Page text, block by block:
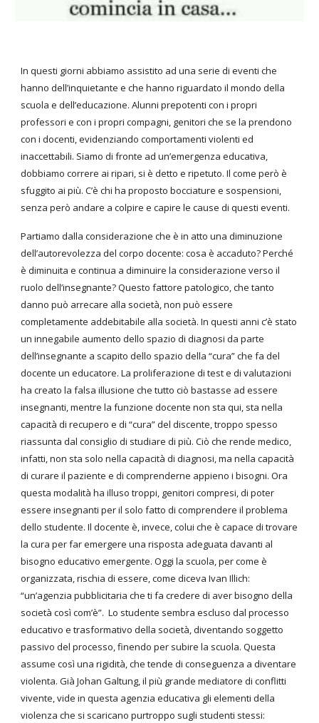
In questi giorni abbiamo assistito ad una serie di eventi che
hanno dell’inquietante e che hanno riguardato il mondo della
scuola e dell’educazione. Alunni prepotenti con i propri
professori e con i propri compagni, genitori che se la prendono
con i docenti, evidenziando comportamenti violenti ed
inaccettabili. Siamo di fronte ad un’emergenza educativa,
dobbiamo correre ai ripari, si è detto e ripetuto. Il come però è
sfuggito ai più. C’è chi ha proposto bocciature e sospensioni,
senza però andare a colpire e capire le cause di questi eventi.
Partiamo dalla considerazione che è in atto una diminuzione
dell’autorevolezza del corpo docente: cosa è accaduto? Perché
è diminuita e continua a diminuire la considerazione verso il
ruolo dell’insegnante? Questo fattore patologico, che tanto
danno può arrecare alla società, non può essere
completamente addebitabile alla società. In questi anni c’è stato
un innegabile aumento dello spazio di diagnosi da parte
dell’insegnante a scapito dello spazio della “cura” che fa del
docente un educatore. La proliferazione di test e di valutazioni
ha creato la falsa illusione che tutto ciò bastasse ad essere
insegnanti, mentre la funzione docente non sta qui, sta nella
capacità di recupero e di “cura” del discente, troppo spesso
riassunta dal consiglio di studiare di più. Ciò che rende medico,
infatti, non sta solo nella capacità di diagnosi, ma nella capacità
di curare il paziente e di comprenderne appieno i bisogni. Ora
questa modalità ha illuso troppi, genitori compresi, di poter
essere insegnanti per il solo fatto di comprendere il problema
dello studente. Il docente è, invece, colui che è capace di trovare
la cura per far emergere una risposta adeguata davanti al
bisogno educativo emergente. Oggi la scuola, per come è
organizzata, rischia di essere, come diceva Ivan Illich:
“un’agenzia pubblicitaria che ti fa credere di aver bisogno della
società così com’è”. Lo studente sembra escluso dal processo
educativo e trasformativo della società, diventando soggetto
passivo del processo, finendo per subire la scuola. Questa
assume così una rigidità, che tende di conseguenza a diventare
violenta. Già Johan Galtung, il più grande mediatore di conflitti
vivente, vide in questa agenzia educativa gli elementi della
violenza che si scaricano purtroppo sugli studenti stessi: